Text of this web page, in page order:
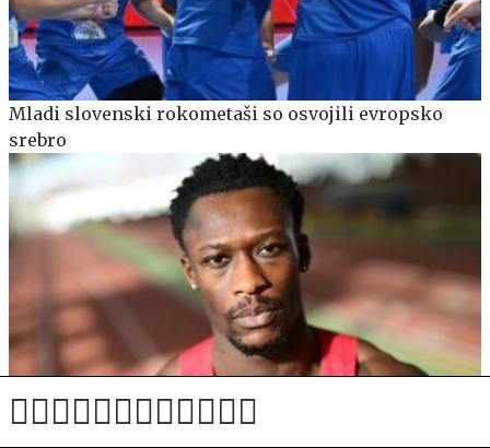
Mladi slovenski rokometaši so osvojili evropsko
srebro